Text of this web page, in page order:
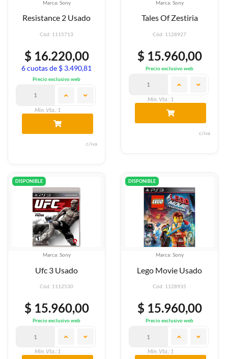
Marca: Sony
Resistance 2 Usado
Cód: 1115713
$ 16.220,00
6 cuotas de $ 3.490,81
Precio exclusivo web
Min. Vta.: 1
c/iva
Marca: Sony
Tales Of Zestiria
Cód: 1128927
$ 15.960,00
Precio exclusivo web
Min. Vta.: 1
c/iva
DISPONIBLE
Marca: Sony
Ufc 3 Usado
Cód: 1112530
$ 15.960,00
Precio exclusivo web
Min. Vta.: 1
DISPONIBLE
Marca: Sony
Lego Movie Usado
Cód: 1128935
$ 15.960,00
Precio exclusivo web
Min. Vta.: 1